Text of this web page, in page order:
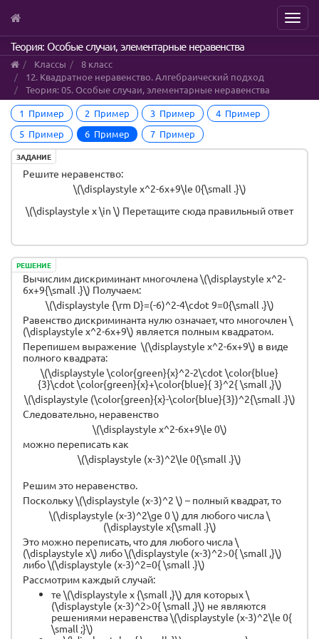
Skip
to
main
content
Menu
Теория: Особые случаи, элементарные неравенства
Классы
8 класс
12. Квадратное неравенство. Алгебраический подход
Теория: 05. Особые случаи, элементарные неравенства
1 Пример
2 Пример 3 Пример
4 Пример
5 Пример
6 Пример 7 Пример
ЗАДАНИЕ
Решите неравенство:
\(\displaystyle x^2-6x+9\le 0{\small .}\)
\(\displaystyle x \in \) Перетащите сюда правильный ответ
РЕШЕНИЕ
Вычислим дискриминант многочлена \(\displaystyle x^2-
6x+9{\small .}\) Получаем:
\(\displaystyle {\rm D}=(-6)^2-4\cdot 9=0{\small .}\)
Равенство дискриминанта нулю означает, что многочлен \
(\displaystyle x^2-6x+9\) является полным квадратом.
Перепишем выражение \(\displaystyle x^2-6x+9\) в виде
полного квадрата:
\(\displaystyle \color{green}{x}^2-2\cdot \color{blue}
{3}\cdot \color{green}{x}+\color{blue}{ 3}^2{ \small ,}\)
\(\displaystyle (\color{green}{x}-\color{blue}{3})^2{\small .}\)
Следовательно, неравенство
\(\displaystyle x^2-6x+9\le 0\)
можно переписать как
\(\displaystyle (x-3)^2\le 0{\small .}\)
Решим это неравенство.
Поскольку \(\displaystyle (x-3)^2 \) – полный квадрат, то
\(\displaystyle (x-3)^2\ge 0 \) для любого числа \
(\displaystyle x{\small .}\)
Это можно переписать, что для любого числа \
(\displaystyle x\) либо \(\displaystyle (x-3)^2>0{ \small ,}\)
либо \(\displaystyle (x-3)^2=0{ \small .}\)
Рассмотрим каждый случай:
те \(\displaystyle x {\small ,}\) для которых \
(\displaystyle (x-3)^2>0{ \small ,}\) не являются
решениями неравенства \(\displaystyle (x-3)^2\le 0{
\small ;}\)